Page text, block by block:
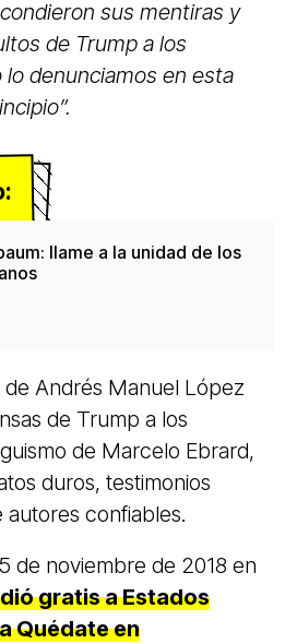
sus mentiras y
de Trump a los
denunciamos en esta
llame a la unidad de los
Andrés Manuel López
de Trump a los
de Marcelo Ebrard,
duros, testimonios
autores confiables.
de noviembre de 2018 en
gratis a Estados
Quédate en